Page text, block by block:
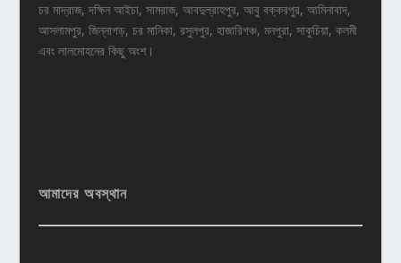
চর মাদ্রাজ, দক্ষিন আইচা, সামরাজ, আবদুল্রাহপুর, আবু বক্করপুর, আমিনাবাদ,
আসলামপুর, জিন্নাগড়, চর মানিকা, রসুলপুর, হাজারিগঞ্চ, মনপুরা, সাকুচিয়া, কলমী
এবং লালমোহনের কিছু অংশ।
আমাদের অবস্থান